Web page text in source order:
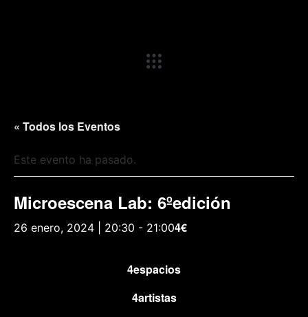
« Todos los Eventos
Este evento ha pasado.
Microescena Lab: 6ºedición
26 enero, 2024 | 20:30 - 21:004€
4espacios
4artistas